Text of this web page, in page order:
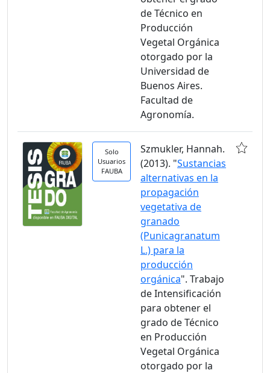
de Técnico en
Producción
Vegetal Orgánica
otorgado por la
Universidad de
Buenos Aires.
Facultad de
Agronomía.
Solo
Usuarios
FAUBA
Szmukler, Hannah.
(2013). "Sustancias
alternativas en la
propagación
vegetativa de
granado
(Punicagranatum
L.) para la
producción
orgánica". Trabajo
de Intensificación
para obtener el
grado de Técnico
en Producción
Vegetal Orgánica
otorgado por la